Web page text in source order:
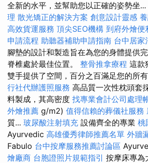
全新的水平，並幫助您以正確的姿勢坐...
理 散光矯正的解決方案 創意設計靈感
高效貨運服務 頂尖SEO機構 到府外燴便
申請流程 助聽器補助申請指南 台中居家
腳墊的設計和製造旨在為您的身體提供
脊椎處於最佳位置。 整骨推拿療程 這款
雙手提供了空間，百分之百滿足您的所
行社代辦護照服務 高品質一次性枕頭套
料製成，其高密度 找專業會計公司處理
外燴推薦 g/m2) 值得信賴的葬儀社服務
質... 玻尿酸注射填充 設備齊全的專業 桃
Ayurvedic 高雄優秀律師推薦名單 外牆
Fabulo 台中按摩服務推薦討論區
燴廠商 台胞證照片規範指引 按摩床專為